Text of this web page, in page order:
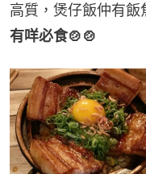
高質，煲仔飯仲有飯
有咩必食🍲🍲